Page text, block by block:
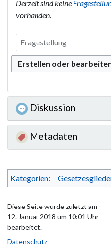
Derzeit sind keine
vorhanden.
Erstellen oder bearbeiten
Diskussion
Metadaten
Kategorien:
Diese Seite wurde zuletzt am
12. Januar 2018 um 10:01 Uhr
bearbeitet.
Datenschutz